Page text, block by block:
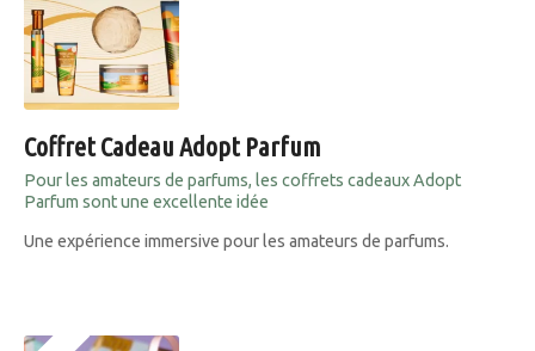
Coffret Cadeau Adopt Parfum
Pour les amateurs de parfums, les coffrets cadeaux Adopt
Parfum sont une excellente idée
Une expérience immersive pour les amateurs de parfums.